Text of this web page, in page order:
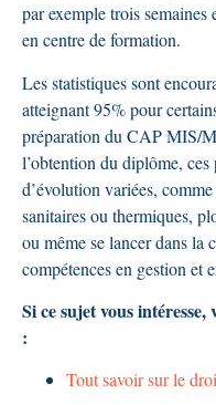
par exemple trois semaines
en centre de formation.
Les statistiques sont
atteignant 95% pour
préparation du CAP MIS/
l’obtention du diplôme,
d’évolution variées,
sanitaires ou thermiques,
ou même se lancer dans la
compétences en gestion et
Si ce sujet vous
:
Tout savoir sur le